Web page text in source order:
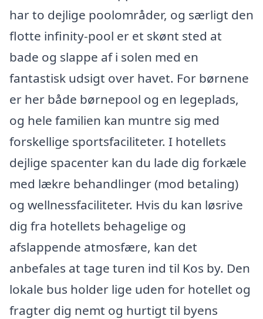
har to dejlige poolområder, og særligt den
flotte infinity-pool er et skønt sted at
bade og slappe af i solen med en
fantastisk udsigt over havet. For børnene
er her både børnepool og en legeplads,
og hele familien kan muntre sig med
forskellige sportsfaciliteter. I hotellets
dejlige spacenter kan du lade dig forkæle
med lækre behandlinger (mod betaling)
og wellnessfaciliteter. Hvis du kan løsrive
dig fra hotellets behagelige og
afslappende atmosfære, kan det
anbefales at tage turen ind til Kos by. Den
lokale bus holder lige uden for hotellet og
fragter dig nemt og hurtigt til byens